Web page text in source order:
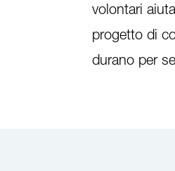
volontari
progetto di
durano per